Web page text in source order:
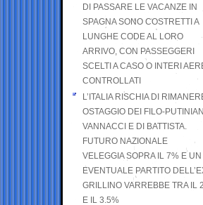
DI PASSARE LE VACANZE IN
SPAGNA SONO COSTRETTI A
LUNGHE CODE AL LORO
ARRIVO, CON PASSEGGERI
SCELTI A CASO O INTERI
CONTROLLATI
L’ITALIA RISCHIA DI
OSTAGGIO DEI FILO-PUTINIANI
VANNACCI E DI BATTISTA.
FUTURO NAZIONALE
VELEGGIA SOPRA IL 7% E UN
EVENTUALE PARTITO
GRILLINO VARREBBE TRA IL 2
E IL 3.5%